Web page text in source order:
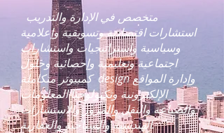
متخصص في الإدارة والتدريب
استشارات اقتصادية وتسويقية وإعلامية
وسياسية واستراتيجيات واستشارات
اجتماعية وتعليمية وإحصائية وحلول
كمبيوتر متكاملة design وإدارة المواقع
الإلكترونية وتكنولوجيا المعلومات
والصناعة والنقل والمرور والاستشارات
الهندسية والسياحية والعقارية.